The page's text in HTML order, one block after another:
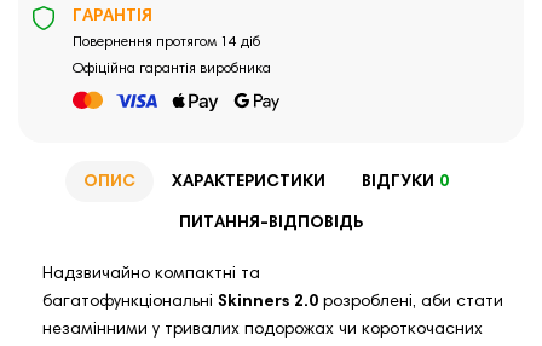
ГАРАНТІЯ
Повернення протягом 14 діб
Офіційна гарантія виробника
ОПИС ХАРАКТЕРИСТИКИ ВІДГУКИ 0
ПИТАННЯ-ВІДПОВІДЬ
Надзвичайно компактні та
багатофункціональні Skinners 2.0 розроблені, аби стати
незамінними у тривалих подорожах чи короткочасних